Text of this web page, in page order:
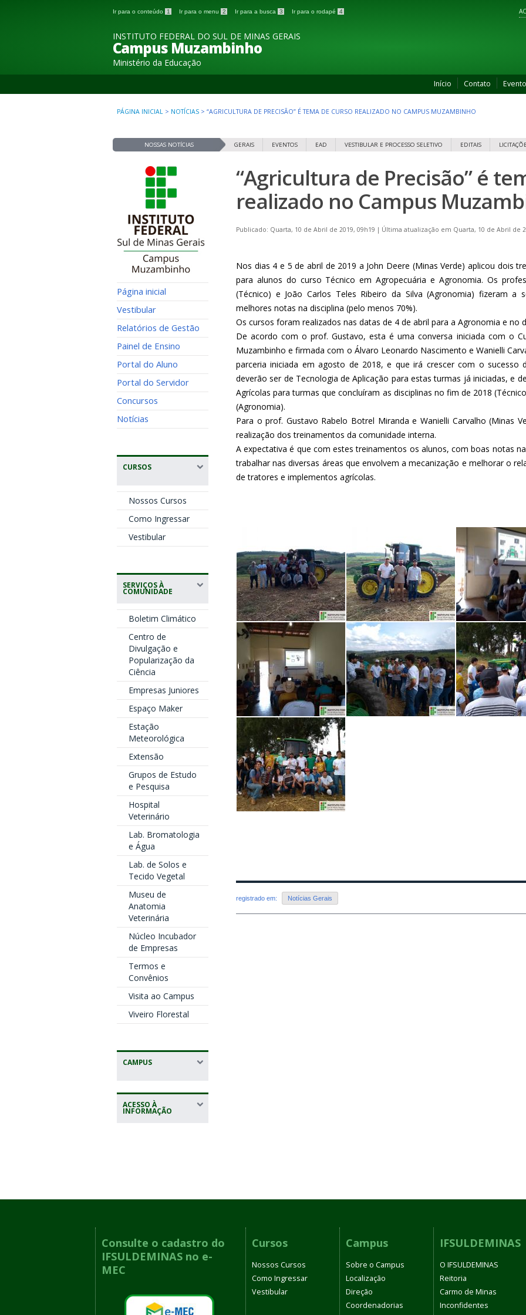
Ir para o conteúdo 1 Ir para o menu 2 Ir para a busca 3 Ir para o rodapé 4
INSTITUTO FEDERAL DO SUL DE MINAS GERAIS
Campus Muzambinho
Ministério da Educação
Início Contato
PÁGINA INICIAL > NOTÍCIAS > “AGRICULTURA DE PRECISÃO” É TEMA DE CURSO REALIZADO NO CAMPUS MUZAMBINHO
NOSSAS NOTÍCIAS GERAIS EVENTOS EAD VESTIBULAR E PROCESSO SELETIVO EDITAIS
Página inicial
Vestibular
Relatórios de Gestão
Painel de Ensino
Portal do Aluno
Portal do Servidor
Concursos
Notícias
CURSOS
Nossos Cursos
Como Ingressar
Vestibular
SERVIÇOS À
COMUNIDADE
Boletim Climático
Centro de
Divulgação e
Popularização da
Ciência
Empresas Juniores
Espaço Maker
Estação
Meteorológica
Extensão
Grupos de Estudo
e Pesquisa
Hospital
Veterinário
Lab. Bromatologia
e Água
Lab. de Solos e
Tecido Vegetal
Museu de
Anatomia
Veterinária
Núcleo Incubador
de Empresas
Termos e
Convênios
Visita ao Campus
Viveiro Florestal
CAMPUS
ACESSO À
INFORMAÇÃO
“Agricultura de Precisão” é
realizado no Campus
Publicado: Quarta, 10 de Abril de 2019, 09h19 | Última atualização em Quarta, 10 de Abril de
Nos dias 4 e 5 de abril de 2019 a John Deere (Minas Verde) aplicou dois
para alunos do curso Técnico em Agropecuária e Agronomia. Os
(Técnico) e João Carlos Teles Ribeiro da Silva (Agronomia) fizeram
melhores notas na disciplina (pelo menos 70%).
Os cursos foram realizados nas datas de 4 de abril para a Agronomia e no
De acordo com o prof. Gustavo, esta é uma conversa iniciada com o
Muzambinho e firmada com o Álvaro Leonardo Nascimento e Wanielli
parceria iniciada em agosto de 2018, e que irá crescer com o sucesso
deverão ser de Tecnologia de Aplicação para estas turmas já iniciadas, e
Agrícolas para turmas que concluíram as disciplinas no fim de 2018
(Agronomia).
Para o prof. Gustavo Rabelo Botrel Miranda e Wanielli Carvalho (Minas
realização dos treinamentos da comunidade interna.
A expectativa é que com estes treinamentos os alunos, com boas notas
trabalhar nas diversas áreas que envolvem a mecanização e melhorar o
de tratores e implementos agrícolas.
registrado em: Notícias Gerais
Consulte o cadastro do
IFSULDEMINAS no e-
MEC
Cursos
Nossos Cursos
Como Ingressar
Vestibular
Campus
Sobre o Campus
Localização
Direção
Coordenadorias
IFSULDEMINAS
O IFSULDEMINAS
Reitoria
Carmo de Minas
Inconfidentes